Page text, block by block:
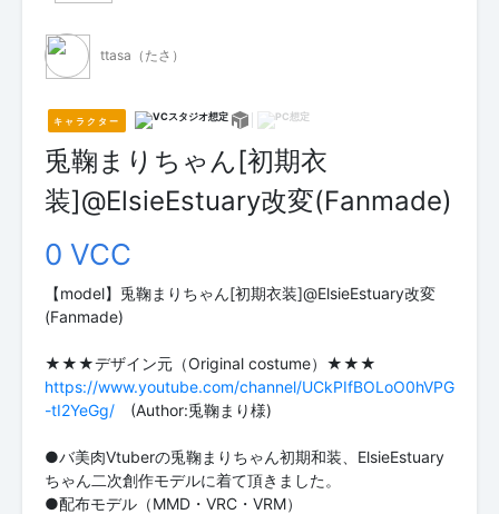
ttasa（たさ）
キャラクター
兎鞠まりちゃん[初期衣
装]@ElsieEstuary改変(Fanmade)
0 VCC
【model】兎鞠まりちゃん[初期衣装]@ElsieEstuary改変
(Fanmade)
https://www.youtube.com/channel/UCkPIfBOLoO0hVPG
-tI2YeGg/ (Author:兎鞠まり様)
●バ美肉Vtuberの兎鞠まりちゃん初期和装、ElsieEstuary
ちゃん二次創作モデルに着て頂きました。
●配布モデル（MMD・VRC・VRM）